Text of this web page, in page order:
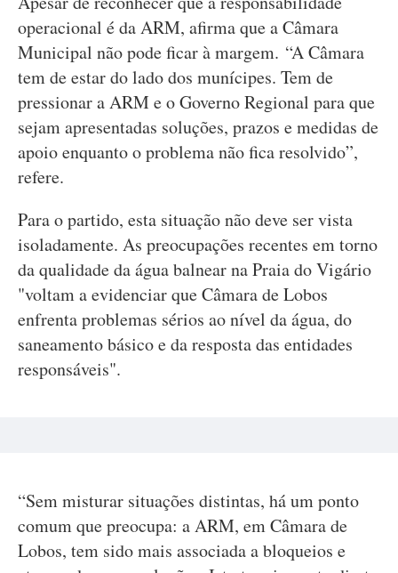
operacional é da ARM, afirma que a Câmara
Municipal não pode ficar à margem. “A Câmara
tem de estar do lado dos munícipes. Tem de
pressionar a ARM e o Governo Regional para que
sejam apresentadas soluções, prazos e medidas de
apoio enquanto o problema não fica resolvido”,
refere.
Para o partido, esta situação não deve ser vista
isoladamente. As preocupações recentes em torno
da qualidade da água balnear na Praia do Vigário
"voltam a evidenciar que Câmara de Lobos
enfrenta problemas sérios ao nível da água, do
saneamento básico e da resposta das entidades
responsáveis".
“Sem misturar situações distintas, há um ponto
comum que preocupa: a ARM, em Câmara de
Lobos, tem sido mais associada a bloqueios e